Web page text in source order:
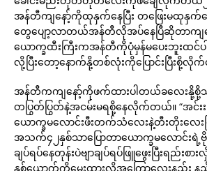
အန်တီကျနော့်ကိုထုနှက်နေပြီး တဖြေးမထုနှက်တ
တွေပျော့လာတယ်အန်တီလိုအပ်နေပြီဆိုတာက
ယောက္ခထီးကြီးကအန်တီကိုပုံမှန်မပေးဘူးထင်
လို့ပြီးတော့နောက်နို့တစ်လုံးကိုပြောင်းပြီးစို့လို
အန်တီကကျနော့်ကိုဖက်ထားပါတယ်ခလေးနို့
တပြွတ်ပြွတ်နဲ့အငမ်းမရစို့နေလိုက်တယ်။ “အင်းး ဟ
ယောက္ခမလောင်းဖီးတက်သံလေးနဲ့တီးတိုးလေး
အသက်၄၂နှစ်သာပြောတာယောက္ခမလောင်း
ချပ်ရပ်နေတုန်းပဲဗျာချပ်ရပ်ဖြူဖွေးပြီးရည်း
နှစ်ယောက်ကိုမွေးထားလို့အကြောလေးနည်း န